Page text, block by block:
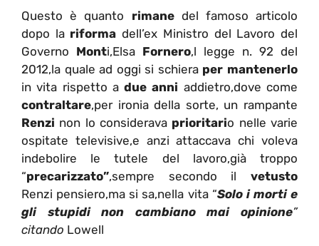
Questo è quanto rimanedel famoso articolo
dopo la riformadell’ex Ministro del Lavoro del
Governo Monti,Elsa Fornero,l legge n. 92 del
2012,la quale ad oggi si schiera per mantenerlo
in vita rispetto adue anni addietro,dove come
contraltare,per ironia della sorte, un rampante
Renzi non lo considerava prioritario nelle varie
ospitate televisive,e anzi attaccava chi voleva
indebolire le tutele del lavoro,già troppo
“precarizzato”,sempre secondo il vetusto
Renzi pensiero,ma si sa,nella vita “Solo i morti e
gli stupidi non cambiano mai opinione”
citando Lowell